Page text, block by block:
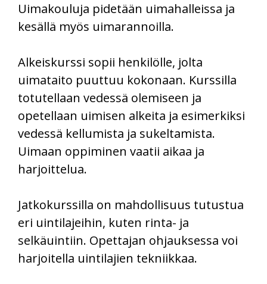
Uimakouluja pidetään uimahalleissa ja
kesällä myös uimarannoilla.
Alkeiskurssi sopii henkilölle, jolta
uimataito puuttuu kokonaan. Kurssilla
totutellaan vedessä olemiseen ja
opetellaan uimisen alkeita ja esimerkiksi
vedessä kellumista ja sukeltamista.
Uimaan oppiminen vaatii aikaa ja
harjoittelua.
Jatkokurssilla on mahdollisuus tutustua
eri uintilajeihin, kuten rinta- ja
selkäuintiin. Opettajan ohjauksessa voi
harjoitella uintilajien tekniikkaa.